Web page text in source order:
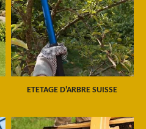
ETETAGE D'ARBRE SUISSE